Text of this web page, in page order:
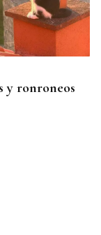
en la
y ronroneos